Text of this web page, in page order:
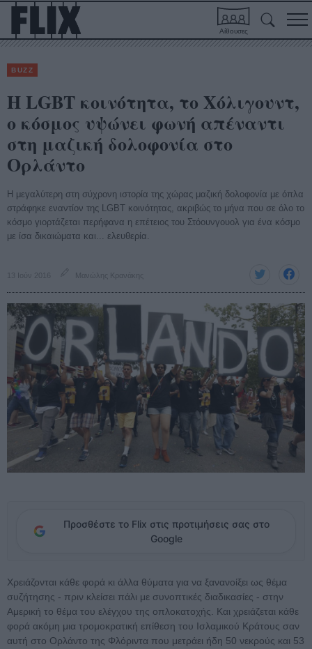
Αίθουσες
BUZZ
H LGBT κοινότητα, το Χόλιγουντ,
ο κόσμος υψώνει φωνή απέναντι
στη μαζική δολοφονία στο
Ορλάντο
Η μεγαλύτερη στη σύχρονη ιστορία της χώρας μαζική δολοφονία με όπλα
στράφηκε εναντίον της LGBT κοινότητας, ακριβώς το μήνα που σε όλο το
κόσμο γιορτάζεται περήφανα η επέτειος του Στόουνγουολ για ένα κόσμο
με ίσα δικαιώματα και... ελευθερία.
13 Ιούν 2016 Μανώλης Κρανάκης
Προσθέστε το Flix στις προτιμήσεις σας στο
Google
Χρειάζονται κάθε φορά κι άλλα θύματα για να ξανανοίξει ως θέμα
συζήτησης - πριν κλείσει πάλι με συνοπτικές διαδικασίες - στην
Αμερική το θέμα του ελέγχου της οπλοκατοχής. Και χρειάζεται κάθε
φορά ακόμη μια τρομοκρατική επίθεση του Ισλαμικού Κράτους σαν
αυτή στο Ορλάντο της Φλόριντα που μετράει ήδη 50 νεκρούς και 53